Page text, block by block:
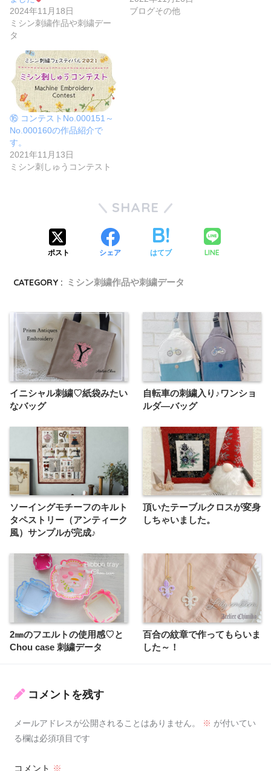
2024年11月18日
ミシン刺繍作品や刺繍デー
タ
ブログその他
⑯ コンテストNo.000151～
No.000160の作品紹介で
す。
2021年11月13日
ミシン刺しゅうコンテスト
SHARE
ポスト シェア はてブ LINE
CATEGORY : ミシン刺繍作品や刺繍データ
イニシャル刺繍♡紙袋みたい
なバッグ
自転車の刺繍入り♪ワンショ
ルダ―バッグ
ソーイングモチーフのキルト
タペストリー（アンティーク
風）サンプルが完成♪
頂いたテーブルクロスが変身
しちゃいました。
2㎜のフエルトの使用感♡と
Chou case 刺繍データ
百合の紋章で作ってもらいま
した～！
コメントを残す
メールアドレスが公開されることはありません。 ※ が付いてい
る欄は必須項目です
コメント ※